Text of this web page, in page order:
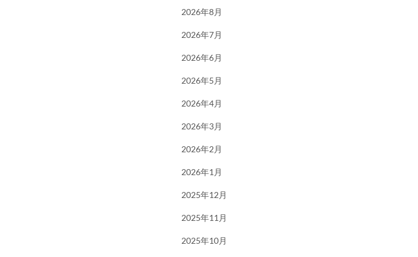
2026年8月
2026年7月
2026年6月
2026年5月
2026年4月
2026年3月
2026年2月
2026年1月
2025年12月
2025年11月
2025年10月